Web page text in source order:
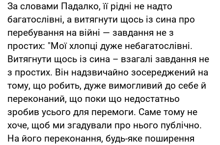
За словами Падалко, її рідні не надто
багатослівні, а витягнути щось із сина про
перебування на війні — завдання не з
простих: "Мої хлопці дуже небагатослівні.
Витягнути щось із сина – взагалі завдання не
з простих. Він надзвичайно зосереджений на
тому, що робить, дуже вимогливий до себе й
переконаний, що поки що недостатньо
зробив усього для перемоги. Саме тому не
хоче, щоб ми згадували про нього публічно.
На його переконання, будь-яке поширення